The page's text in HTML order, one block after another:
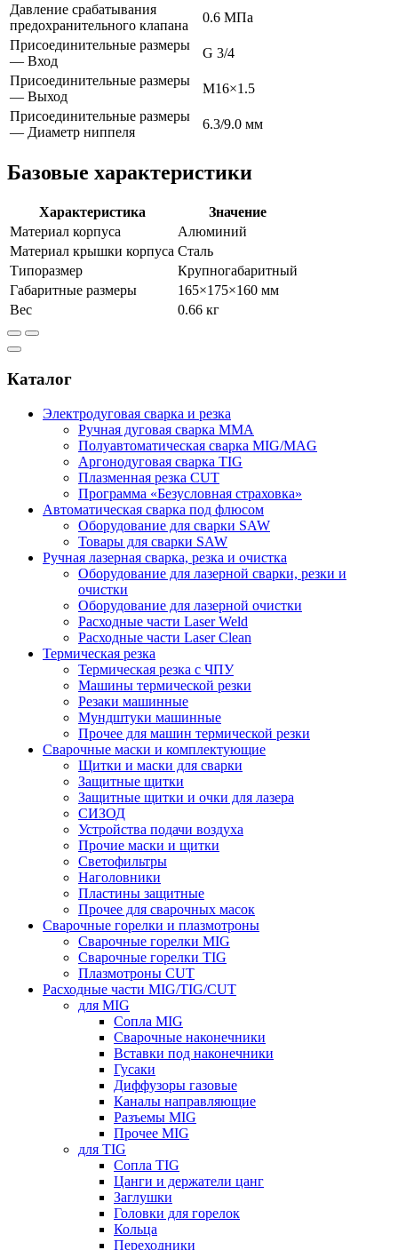
Давление срабатывания
предохранительного клапана
0.6 МПа
Присоединительные размеры
— Вход
G 3/4
Присоединительные размеры
— Выход
М16×1.5
Присоединительные размеры
— Диаметр ниппеля
6.3/9.0 мм
Базовые характеристики
Характеристика
Значение
Материал корпуса
Алюминий
Материал крышки корпуса Сталь
Типоразмер
Крупногабаритный
Габаритные размеры
165×175×160 мм
Вес
0.66 кг
Каталог
Электродуговая сварка и резка
Ручная дуговая сварка MMA
Полуавтоматическая сварка MIG/MAG
Аргонодуговая сварка TIG
Плазменная резка CUT
Программа «Безусловная страховка»
Автоматическая сварка под флюсом
Оборудование для сварки SAW
Товары для сварки SAW
Ручная лазерная сварка, резка и очистка
Оборудование для лазерной сварки, резки и
очистки
Оборудование для лазерной очистки
Расходные части Laser Weld
Расходные части Laser Clean
Термическая резка
Термическая резка с ЧПУ
Машины термической резки
Резаки машинные
Мундштуки машинные
Прочее для машин термической резки
Сварочные маски и комплектующие
Щитки и маски для сварки
Защитные щитки
Защитные щитки и очки для лазера
СИЗОД
Устройства подачи воздуха
Прочие маски и щитки
Светофильтры
Наголовники
Пластины защитные
Прочее для сварочных масок
Сварочные горелки и плазмотроны
Сварочные горелки MIG
Сварочные горелки TIG
Плазмотроны CUT
Расходные части MIG/TIG/CUT
для MIG
Сопла MIG
Сварочные наконечники
Вставки под наконечники
Гусаки
Диффузоры газовые
Каналы направляющие
Разъемы MIG
Прочее MIG
для TIG
Сопла TIG
Цанги и держатели цанг
Заглушки
Головки для горелок
Кольца
Переходники